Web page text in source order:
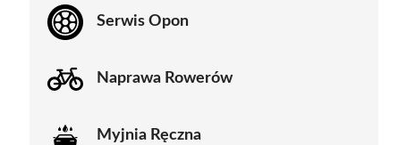
Serwis Opon
Naprawa Rowerów
Myjnia Ręczna